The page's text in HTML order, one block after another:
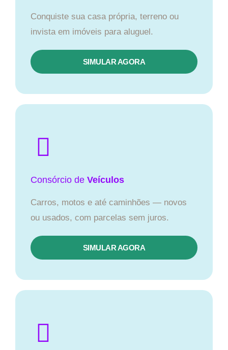
Conquiste sua casa própria, terreno ou
invista em imóveis para aluguel.
SIMULAR AGORA​
Consórcio de Veículos
Carros, motos e até caminhões — novos
ou usados, com parcelas sem juros.
SIMULAR AGORA